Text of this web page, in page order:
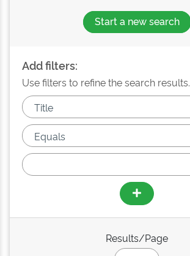
Start a new search
Add filters:
Use filters to refine the search results.
Results/Page